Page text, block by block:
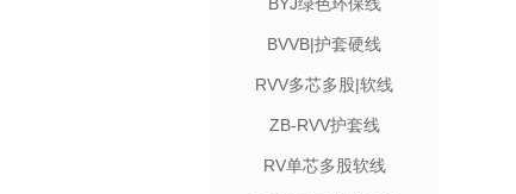
BVVB|护套硬线
RVV多芯多股|软线
ZB-RVV护套线
RV单芯多股软线